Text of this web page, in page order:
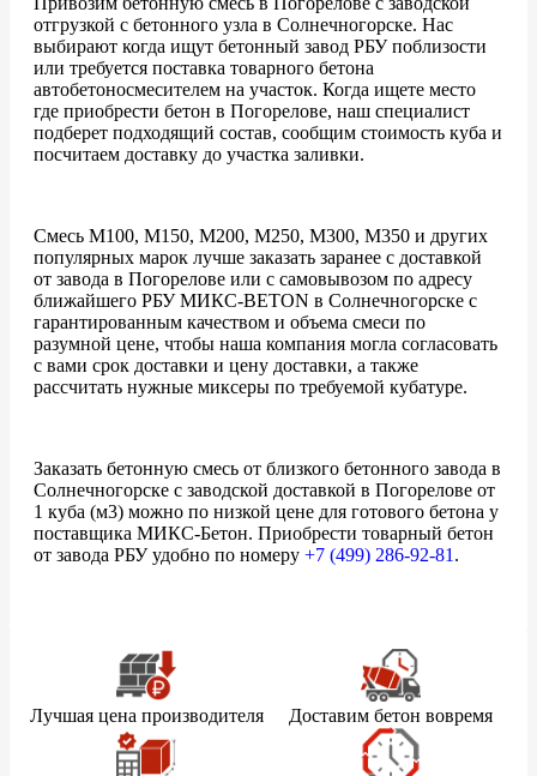
отгрузкой с бетонного узла в Солнечногорске. Нас
выбирают когда ищут бетонный завод РБУ поблизости
или требуется поставка товарного бетона
автобетоносмесителем на участок. Когда ищете место
где приобрести бетон в Погорелове, наш специалист
подберет подходящий состав, сообщим стоимость куба и
посчитаем доставку до участка заливки.
Смесь М100, М150, М200, М250, М300, М350 и других
популярных марок лучше заказать заранее с доставкой
от завода в Погорелове или с самовывозом по адресу
ближайшего РБУ МИКС-BETON в Солнечногорске с
гарантированным качеством и объема смеси по
разумной цене, чтобы наша компания могла согласовать
с вами срок доставки и цену доставки, а также
рассчитать нужные миксеры по требуемой кубатуре.
Заказать бетонную смесь от близкого бетонного завода в
Солнечногорске с заводской доставкой в Погорелове от
1 куба (м3) можно по низкой цене для готового бетона у
поставщика МИКС-Бетон. Приобрести товарный бетон
от завода РБУ удобно по номеру +7 (499) 286-92-81 .
Лучшая цена производителя Доставим бетон вовремя